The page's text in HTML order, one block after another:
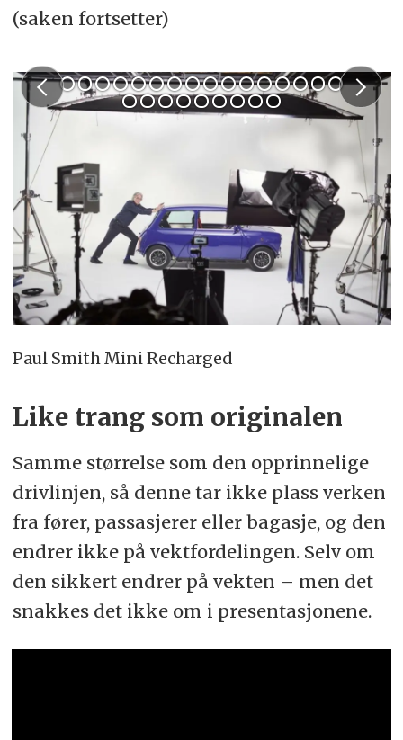
(saken fortsetter)
Paul Smith Mini Recharged
Like trang som originalen
Samme størrelse som den opprinnelige
drivlinjen, så denne tar ikke plass verken
fra fører, passasjerer eller bagasje, og den
endrer ikke på vektfordelingen. Selv om
den sikkert endrer på vekten – men det
snakkes det ikke om i presentasjonene.